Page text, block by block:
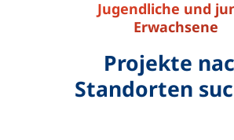
Jugendliche und
Erwachsene
Projekte
Standorten